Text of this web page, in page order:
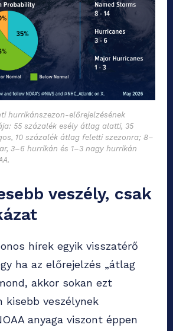
hurrikánszezon-előrejelzésének
55 százalék esély átlag alatti, 35
10 százalék átlag feletti szezonra; 8–
3–6 hurrikán és 1–3 nagy hurrikán
veszély, csak
hírek egyik visszatérő
ha az előrejelzés „átlag
akkor sokan ezt
kisebb veszélynek
anyaga viszont éppen